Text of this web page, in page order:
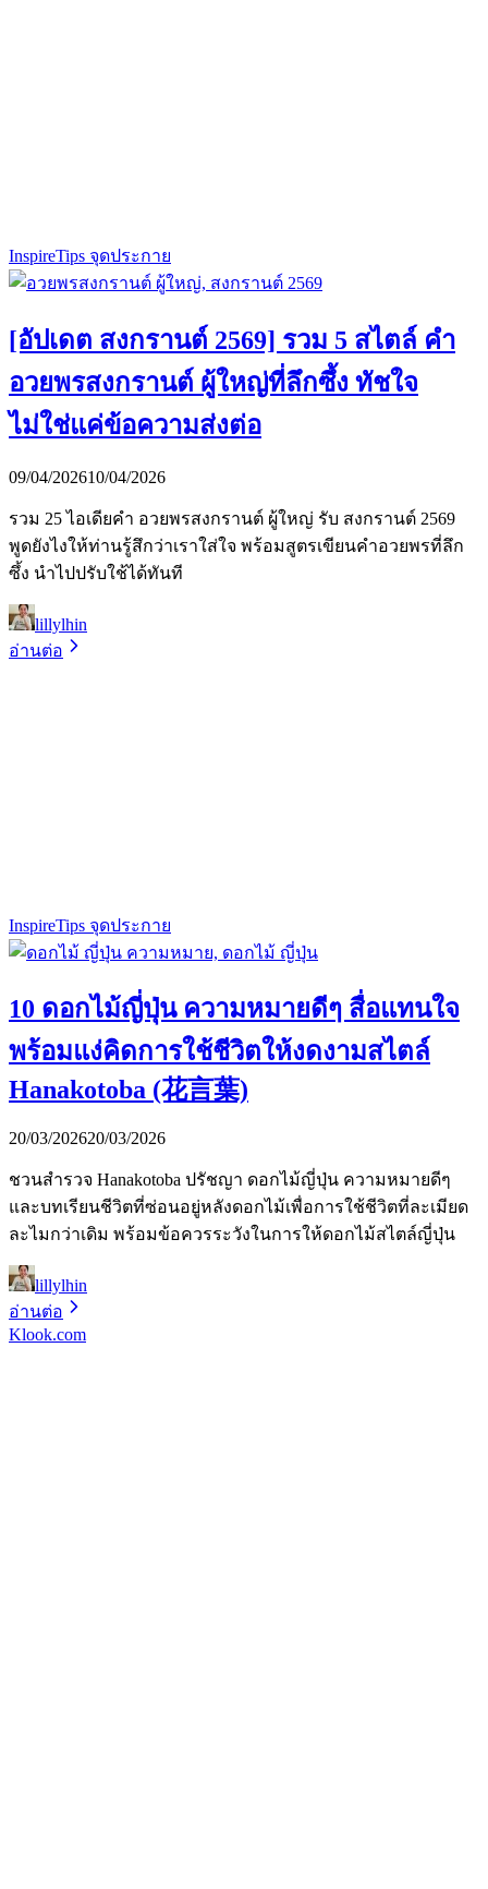
InspireTips จุดประกาย
[อัปเดต สงกรานต์ 2569] รวม 5 สไตล์ คำ
อวยพรสงกรานต์ ผู้ใหญ่ที่ลึกซึ้ง ทัชใจ
ไม่ใช่แค่ข้อความส่งต่อ
09/04/202610/04/2026
รวม 25 ไอเดียคำ อวยพรสงกรานต์ ผู้ใหญ่ รับ สงกรานต์ 2569
พูดยังไงให้ท่านรู้สึกว่าเราใส่ใจ พร้อมสูตรเขียนคำอวยพรที่ลึก
ซึ้ง นำไปปรับใช้ได้ทันที
lillylhin
อ่านต่อ
InspireTips จุดประกาย
10 ดอกไม้ญี่ปุ่น ความหมายดีๆ สื่อแทนใจ
พร้อมแง่คิดการใช้ชีวิตให้งดงามสไตล์
Hanakotoba (花言葉)
20/03/202620/03/2026
ชวนสำรวจ Hanakotoba ปรัชญา ดอกไม้ญี่ปุ่น ความหมายดีๆ
และบทเรียนชีวิตที่ซ่อนอยู่หลังดอกไม้เพื่อการใช้ชีวิตที่ละเมียด
ละไมกว่าเดิม พร้อมข้อควรระวังในการให้ดอกไม้สไตล์ญี่ปุ่น
lillylhin
อ่านต่อ
Klook.com